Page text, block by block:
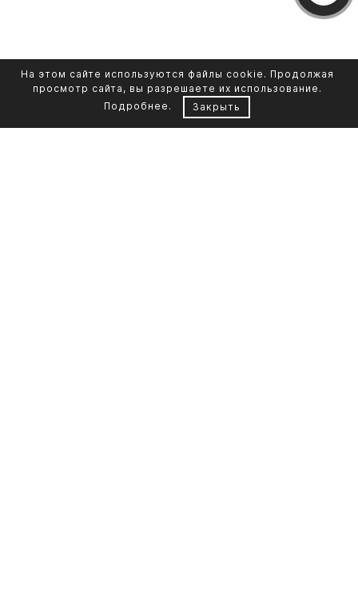
На этом сайте используются файлы cookie. Продолжая
просмотр сайта, вы разрешаете их использование.
Подробнее . Закрыть